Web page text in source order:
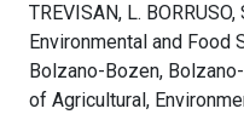
TREVISAN, L.
Environmental and Food
Bolzano-Bozen,
of Agricultural,